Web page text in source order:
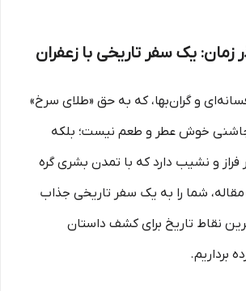
زمان: یک سفر تاریخی با زعفران
و گران‌بها، که به حق «طلای سرخ»
چاشنی خوش عطر و طعم نیست؛ بلکه
فراز و نشیب دارد که با تمدن بشری گره
شما را به یک سفر تاریخی جذاب
نقاط تاریخ برای کشف داستان
برداریم.